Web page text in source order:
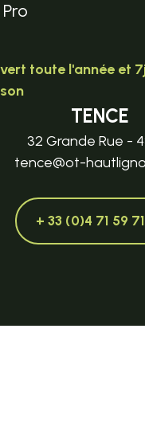
toute l'année et
TENCE
32 Grande Rue -
tence@ot-
+ 33 (0)4 71 59